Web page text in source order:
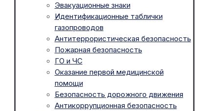
Эвакуационные знаки
Идентификационные таблички
газопроводов
Антитеррористическая безопасность
Пожарная безопасность
ГО и ЧС
Оказание первой медицинской
помощи
Безопасность дорожного движения
Антикоррупционная безопасность